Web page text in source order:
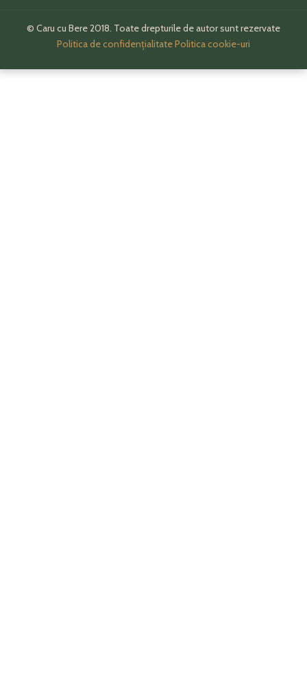
© Caru cu Bere 2018. Toate drepturile de autor sunt rezervate
Politica de confidențialitatePolitica cookie-uri